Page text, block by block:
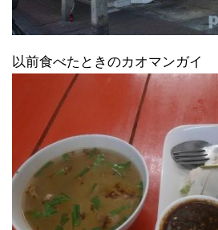
以前食べたときのカオマンガイ